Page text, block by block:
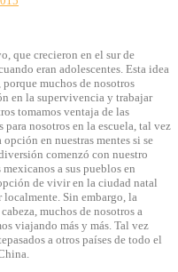
que crecieron en el sur de
eran adolescentes. Esta idea
muchos de nosotros
en la supervivencia y trabajar
tomamos ventaja de las
nosotros en la escuela, tal vez
en nuestras mentes si se
comenzó con nuestro
a sus pueblos en
de vivir en la ciudad natal
Sin embargo, la
muchos de nosotros a
viajando más y más. Tal vez
a otros países de todo el